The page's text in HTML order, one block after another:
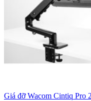
Giá đỡ Wacom Cintiq Pro